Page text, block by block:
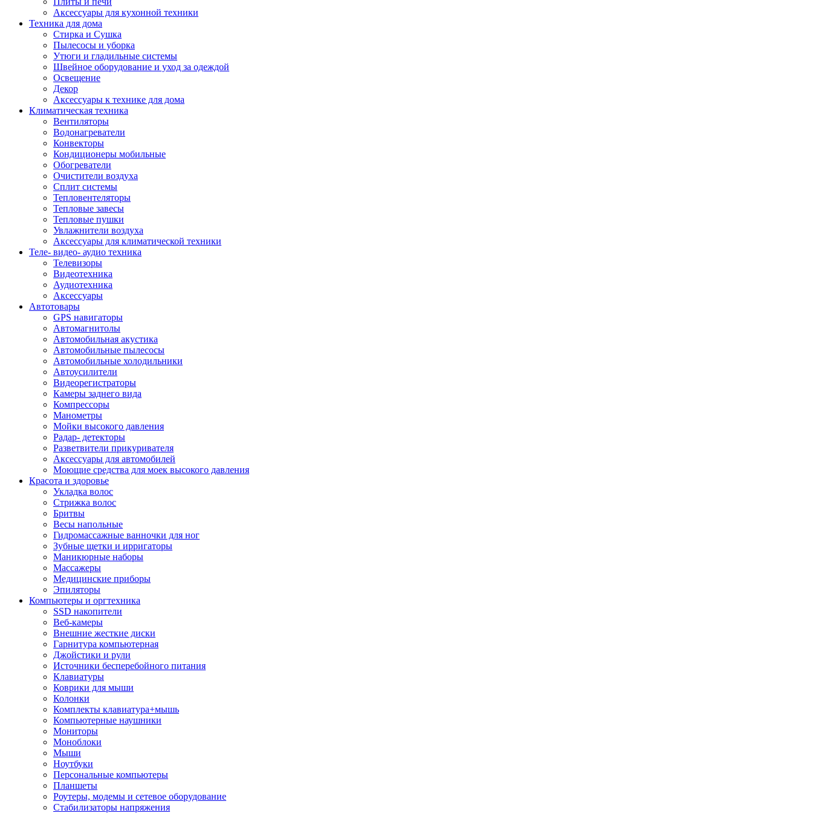
Аксессуары для кухонной техники
Техника для дома
Стирка и Сушка
Пылесосы и уборка
Утюги и гладильные системы
Швейное оборудование и уход за одеждой
Освещение
Декор
Аксессуары к технике для дома
Климатическая техника
Вентиляторы
Водонагреватели
Конвекторы
Кондиционеры мобильные
Обогреватели
Очистители воздуха
Сплит системы
Тепловентеляторы
Тепловые завесы
Тепловые пушки
Увлажнители воздуха
Аксессуары для климатической техники
Теле- видео- аудио техника
Телевизоры
Видеотехника
Аудиотехника
Аксессуары
Автотовары
GPS навигаторы
Автомагнитолы
Автомобильная акустика
Автомобильные пылесосы
Автомобильные холодильники
Автоусилители
Видеорегистраторы
Камеры заднего вида
Компрессоры
Манометры
Мойки высокого давления
Радар- детекторы
Разветвители прикуривателя
Аксессуары для автомобилей
Моющие средства для моек высокого давления
Красота и здоровье
Укладка волос
Стрижка волос
Бритвы
Весы напольные
Гидромассажные ванночки для ног
Зубные щетки и ирригаторы
Маникюрные наборы
Массажеры
Медицинские приборы
Эпиляторы
Компьютеры и оргтехника
SSD накопители
Веб-камеры
Внешние жесткие диски
Гарнитура компьютерная
Джойстики и рули
Источники бесперебойного питания
Клавиатуры
Коврики для мыши
Колонки
Комплекты клавиатура+мышь
Компьютерные наушники
Мониторы
Моноблоки
Мыши
Ноутбуки
Персональные компьютеры
Планшеты
Роутеры, модемы и сетевое оборудование
Стабилизаторы напряжения